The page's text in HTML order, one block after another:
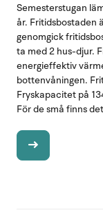
Semesterstugan
år. Fritidsbostaden
genomgick
ta med 2 hus-djur.
energieffektiv
bottenvåningen.
Fryskapacitet på
För de små finns